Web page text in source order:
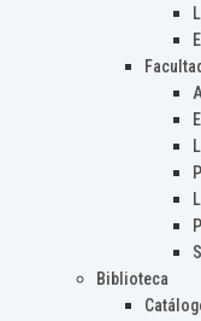
Biblioteca